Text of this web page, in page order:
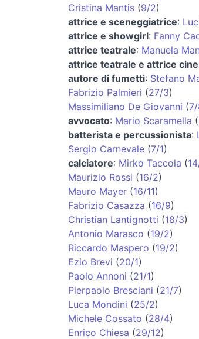
Cristina Mantis(9/2)
attrice e sceneggiatrice:
attrice e showgirl: Fanny
attrice teatrale: Manuela
attrice teatrale e attrice
autore di fumetti: Stefano
Fabrizio Palmieri (27/3)
Massimiliano De Giovanni (
avvocato: Mario Scaramella (
batterista e percussionista:
Sergio Carnevale(7/1)
calciatore: Mirko Taccola (
Maurizio Rossi (16/2)
Mauro Mayer(16/11)
Fabrizio Casazza (16/9)
Christian Lantignotti (18/3)
Antonio Marasco (19/2)
Riccardo Maspero (19/2)
Ezio Brevi (20/1)
Paolo Annoni (21/1)
Pierpaolo Bresciani (21/7)
Luca Mondini (25/2)
Michele Cossato (28/4)
Enrico Chiesa (29/12)